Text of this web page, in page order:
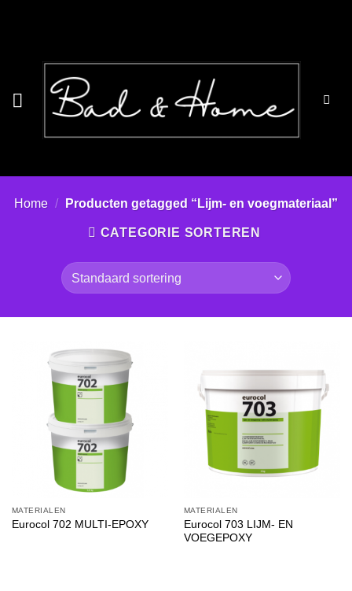
Home / Producten getagged “Lijm- en voegmateriaal”
CATEGORIE SORTEREN
MATERIALEN
Eurocol 702 MULTI-EPOXY
MATERIALEN
Eurocol 703 LIJM- EN
VOEGEPOXY